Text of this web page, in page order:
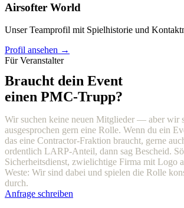
Airsofter World
Unser Teamprofil mit Spielhistorie und
Profil ansehen →
Für Veranstalter
Braucht dein Event
einen PMC-Trupp?
Wir suchen keine neuen Mitglieder — aber wir
ausgesprochen gern eine Rolle. Wenn du ein
das eine Contractor-Fraktion braucht, gerne
ordentlich LARP-Anteil, dann sag Bescheid.
Sicherheitsdienst, zwielichtige Firma mit Logo
Weste: Wir sind dabei und spielen die Rolle
durch.
Anfrage schreiben